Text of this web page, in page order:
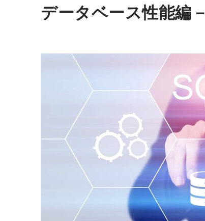
データベース性能編